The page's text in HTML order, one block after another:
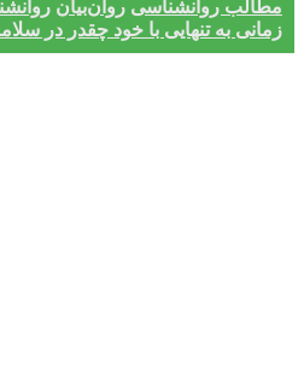
مطالب روانشناسی روان‌بیان
زمانی به تنهایی با خود چقدر در